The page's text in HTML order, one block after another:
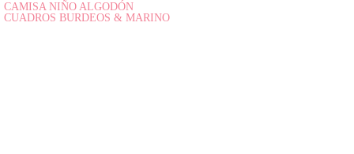
CAMISA NIÑO ALGODÓN
CUADROS BURDEOS & MARINO